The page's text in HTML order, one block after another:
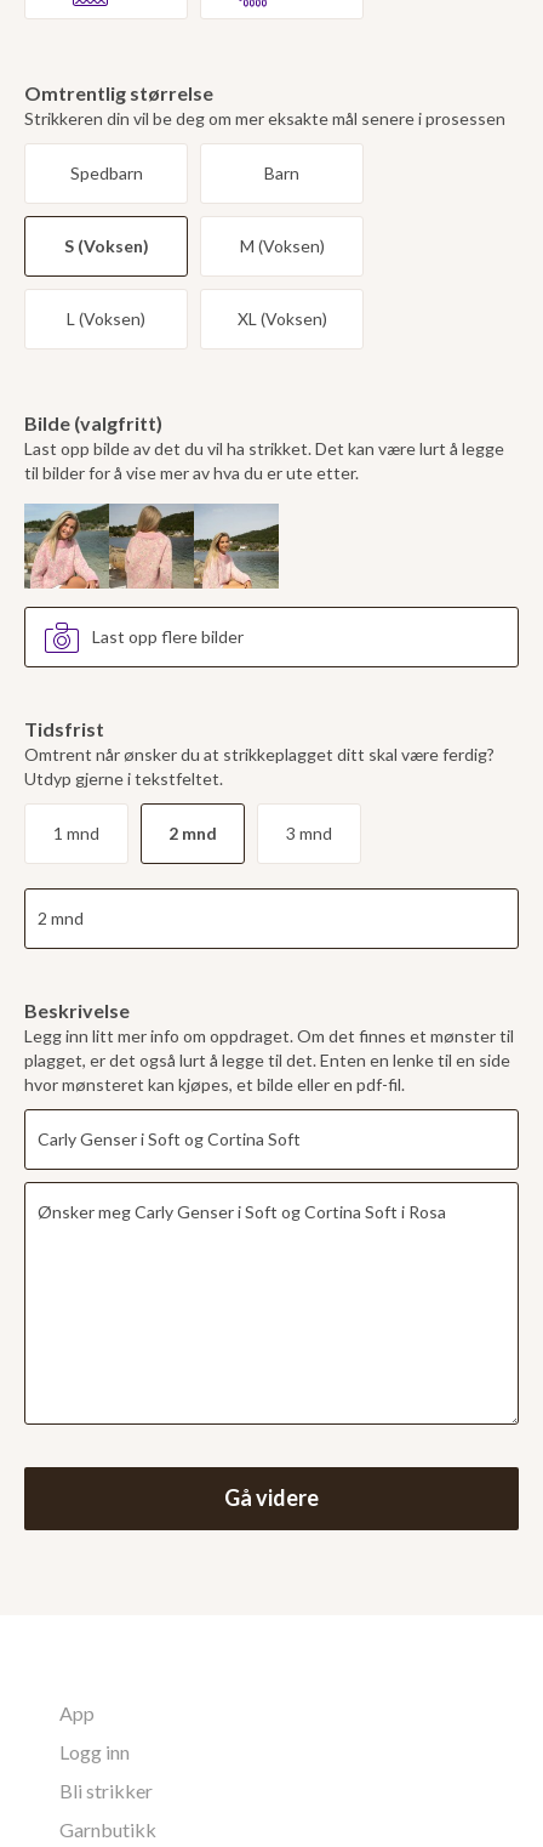
Omtrentlig størrelse
Strikkeren din vil be deg om mer eksakte mål senere i prosessen
Spedbarn Barn
S (Voksen) M (Voksen)
L (Voksen) XL (Voksen)
Bilde (valgfritt)
Last opp bilde av det du vil ha strikket. Det kan være lurt å legge
til bilder for å vise mer av hva du er ute etter.
Last opp flere bilder
Tidsfrist
Omtrent når ønsker du at strikkeplagget ditt skal være ferdig?
Utdyp gjerne i tekstfeltet.
1 mnd 2 mnd 3 mnd
Beskrivelse
Legg inn litt mer info om oppdraget. Om det finnes et mønster til
plagget, er det også lurt å legge til det. Enten en lenke til en side
hvor mønsteret kan kjøpes, et bilde eller en pdf-fil.
Gå videre
App
Logg inn
Bli strikker
Garnbutikk